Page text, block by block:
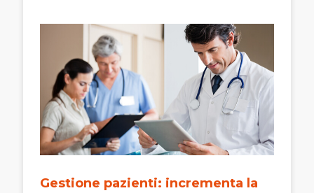
Gestione pazienti: incrementa la